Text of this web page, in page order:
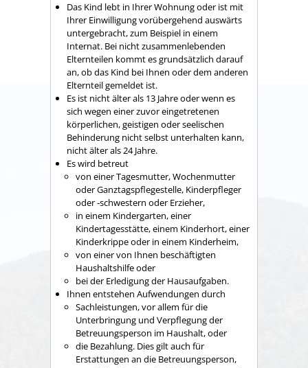
Das Kind lebt in Ihrer Wohnung oder ist mit
Ihrer Einwilligung vorübergehend auswärts
untergebracht, zum Beispiel in einem
Internat. Bei nicht zusammenlebenden
Elternteilen kommt es grundsätzlich darauf
an, ob das Kind bei Ihnen oder dem anderen
Elternteil gemeldet ist.
Es ist nicht älter als 13 Jahre oder wenn es
sich wegen einer zuvor eingetretenen
körperlichen, geistigen oder seelischen
Behinderung nicht selbst unterhalten kann,
nicht älter als 24 Jahre.
Es wird betreut
von einer Tagesmutter, Wochenmutter
oder Ganztagspflegestelle, Kinderpfleger
oder -schwestern oder Erzieher,
in einem Kindergarten, einer
Kindertagesstätte, einem Kinderhort, einer
Kinderkrippe oder in einem Kinderheim,
von einer von Ihnen beschäftigten
Haushaltshilfe oder
bei der Erledigung der Hausaufgaben.
Ihnen entstehen Aufwendungen durch
Sachleistungen, vor allem für die
Unterbringung und Verpflegung der
Betreuungsperson im Haushalt,oder
die Bezahlung. Dies gilt auch für
Erstattungen an die Betreuungsperson,